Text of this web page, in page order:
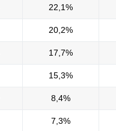
22,1%
20,2%
17,7%
15,3%
8,4%
7,3%